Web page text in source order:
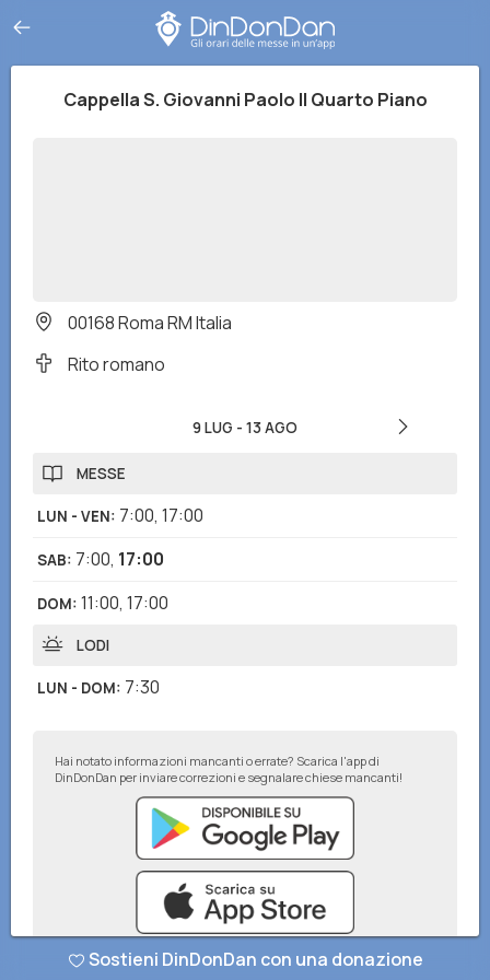
Cappella S. Giovanni Paolo II Quarto Piano
00168 Roma RM Italia
Rito romano
9 LUG - 13 AGO
MESSE
LUN - VEN: 7:00, 17:00
SAB: 7:00, 17:00
DOM: 11:00, 17:00
LODI
LUN - DOM: 7:30
Hai notato informazioni mancanti o errate? Scarica l'app di
DinDonDan per inviare correzioni e segnalare chiese mancanti!
Sostieni DinDonDan con una donazione